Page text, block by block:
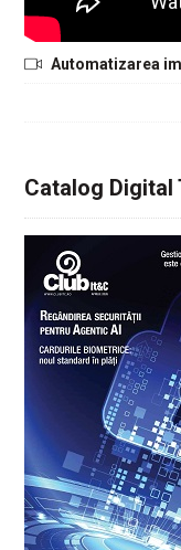
Automatizarea
Catalog